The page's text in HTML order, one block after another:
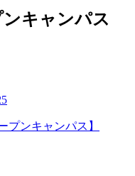
キャンパス
プンキャンパス】